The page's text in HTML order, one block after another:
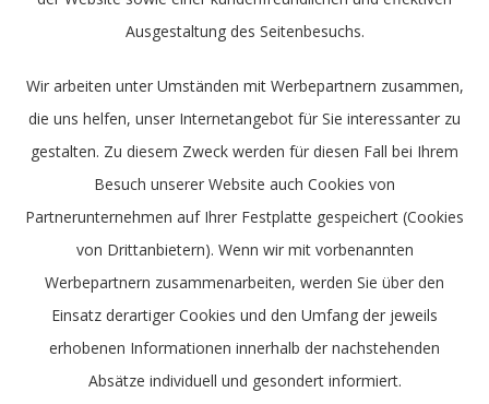
Ausgestaltung des Seitenbesuchs.
Wir arbeiten unter Umständen mit Werbepartnern zusammen,
die uns helfen, unser Internetangebot für Sie interessanter zu
gestalten. Zu diesem Zweck werden für diesen Fall bei Ihrem
Besuch unserer Website auch Cookies von
Partnerunternehmen auf Ihrer Festplatte gespeichert (Cookies
von Drittanbietern). Wenn wir mit vorbenannten
Werbepartnern zusammenarbeiten, werden Sie über den
Einsatz derartiger Cookies und den Umfang der jeweils
erhobenen Informationen innerhalb der nachstehenden
Absätze individuell und gesondert informiert.